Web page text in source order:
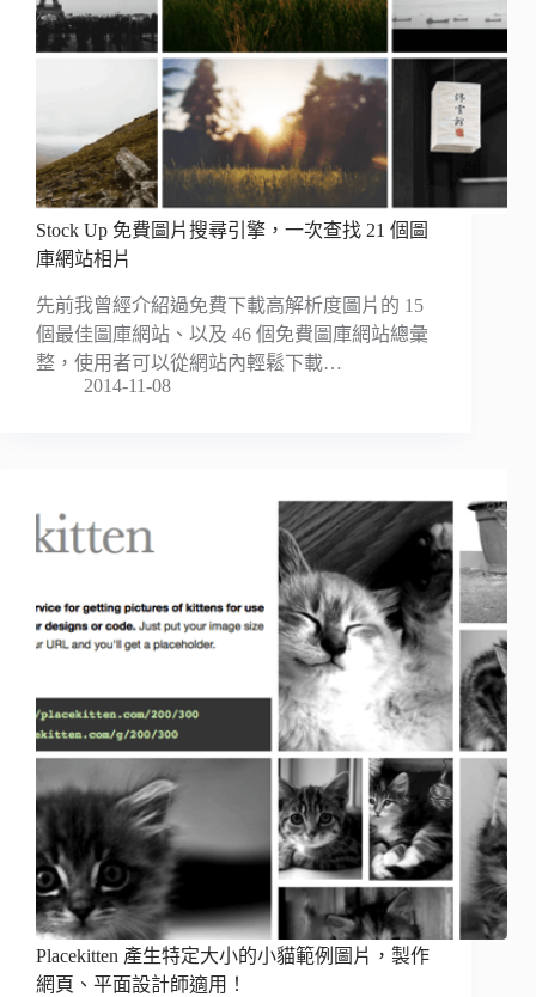
Stock Up 免費圖片搜尋引擎，一次查找 21 個圖
庫網站相片
先前我曾經介紹過免費下載高解析度圖片的 15
個最佳圖庫網站、以及 46 個免費圖庫網站總彙
整，使用者可以從網站內輕鬆下載…
2014-11-08
Placekitten 產生特定大小的小貓範例圖片，製作
網頁、平面設計師適用！